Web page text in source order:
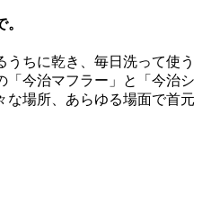
ちに乾き、毎日洗って使う
「今治マフラー」と「今治シ
な場所、あらゆる場面で首元